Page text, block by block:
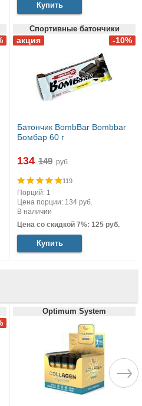
Купить
Спортивные батончики
Батончик BombBar Bombbar
Бомбар 60 г
134 руб.
119
Порций: 1
Цена порции: 134 руб.
В наличии
Цена со скидкой 7%: 125 руб.
Купить
Optimum System